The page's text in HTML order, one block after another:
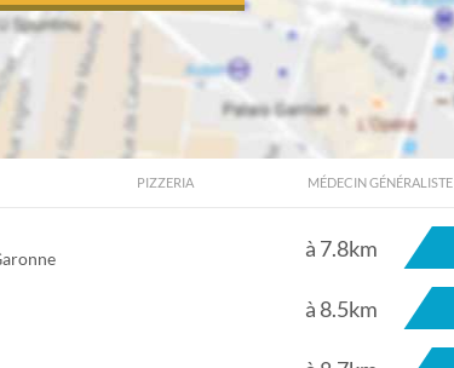
PIZZERIA MÉDECIN GÉNÉRALISTE
à 7.8km
à 8.5km